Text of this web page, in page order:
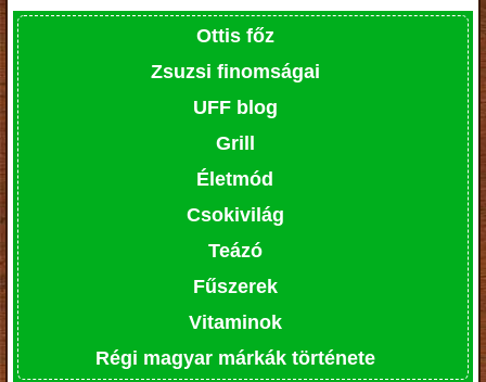
Ottis főz
Zsuzsi finomságai
UFF blog
Grill
Életmód
Csokivilág
Teázó
Fűszerek
Vitaminok
Régi magyar márkák története